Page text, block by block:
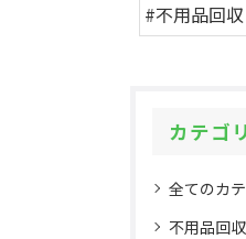
#不用品回収
カテゴ
全てのカ
不用品回収